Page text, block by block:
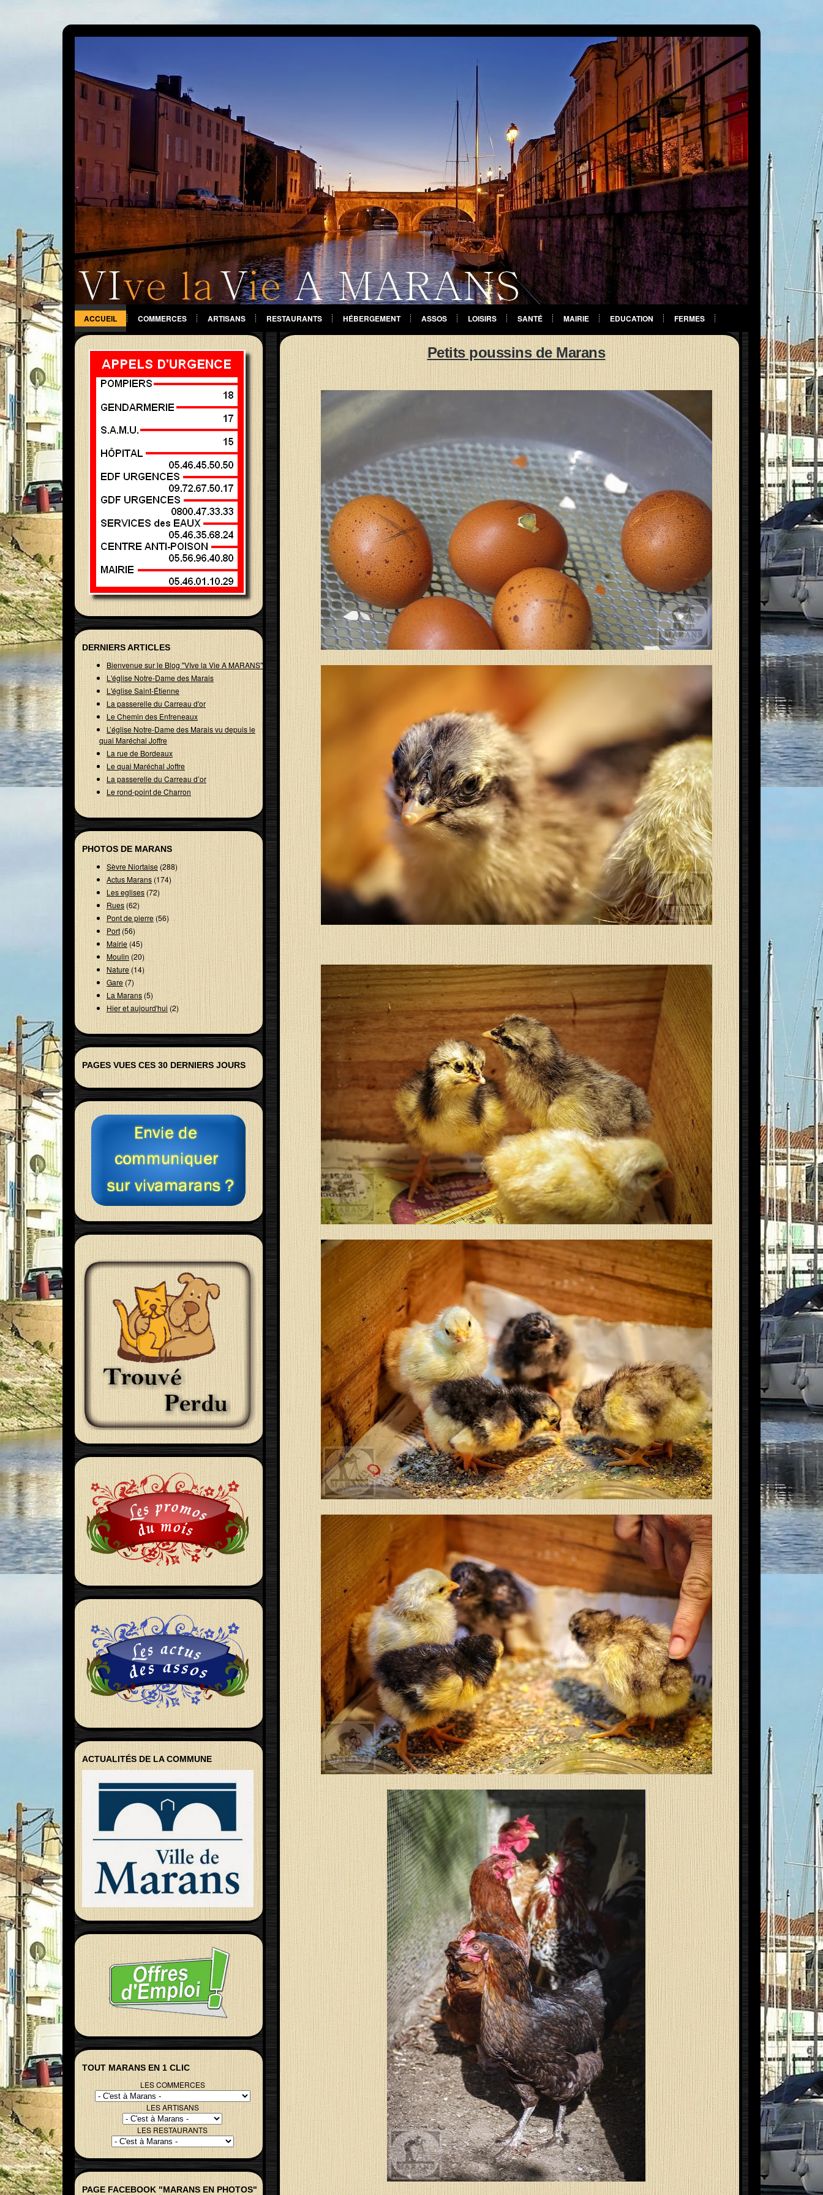
ACCUEIL COMMERCES ARTISANS RESTAURANTS HÉBERGEMENT ASSOS LOISIRS SANTÉ MAIRIE EDUCATION FERMES
DIVERS
DERNIERS ARTICLES
Bienvenue sur le Blog "VIve la Vie A MARANS"
L'église Notre-Dame des Marais
L'église Saint-Étienne
La passerelle du Carreau d'or
Le Chemin des Enfreneaux
L’église Notre-Dame des Marais vu depuis le
quai Maréchal Joffre
La rue de Bordeaux
Le quai Maréchal Joffre
La passerelle du Carreau d’or
Le rond-point de Charron
PHOTOS DE MARANS
Sèvre Niortaise(288)
Actus Marans (174)
Les eglises(72)
Rues(62)
Pont de pierre(56)
Port(56)
Mairie(45)
Moulin(20)
Nature(14)
Gare (7)
La Marans(5)
Hier et aujourd'hui (2)
PAGES VUES CES 30 DERNIERS JOURS
ACTUALITÉS DE LA COMMUNE
TOUT MARANS EN 1 CLIC
LES COMMERCES
LES ARTISANS
LES RESTAURANTS
PAGE FACEBOOK "MARANS EN PHOTOS"
Petits poussins de Marans